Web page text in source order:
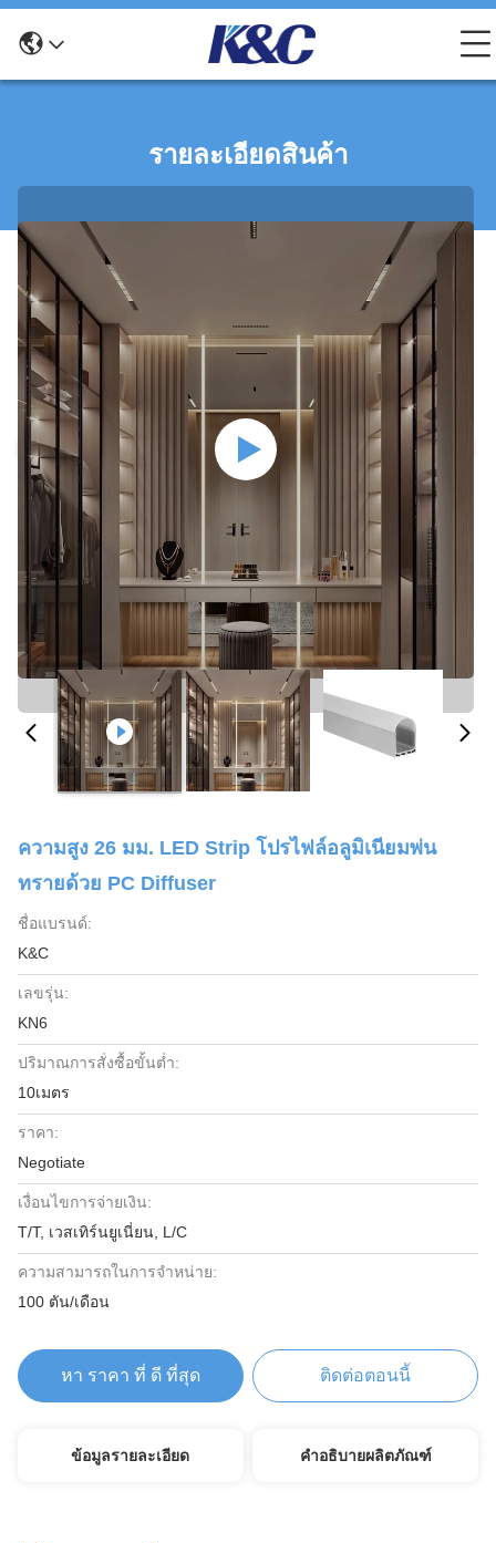
รายละเอียดสินค้า
ความสูง 26 มม. LED Strip โปรไฟล์อลูมิเนียมพ่น
ทรายด้วย PC Diffuser
ชื่อแบรนด์:
K&C
เลขรุ่น:
KN6
ปริมาณการสั่งซื้อขั้นต่ำ:
10เมตร
ราคา:
Negotiate
เงื่อนไขการจ่ายเงิน:
T/T, เวสเทิร์นยูเนี่ยน, L/C
ความสามารถในการจําหน่าย:
100 ตัน/เดือน
หา ราคา ที่ ดี ที่สุด ติดต่อตอนนี้
ข้อมูลรายละเอียด คำอธิบายผลิตภัณฑ์